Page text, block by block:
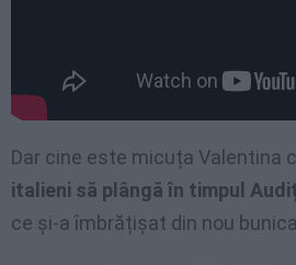
Dar cine este micuța Valentina
italieni să plângă în timpul
ce și-a îmbrățișat din nou